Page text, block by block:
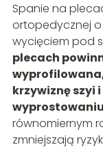
Spanie na
ortopedycznej o
wycięciem pod
plecach
krzywiznę szyi
wyprostowaniu
równomiernym
zmniejszają